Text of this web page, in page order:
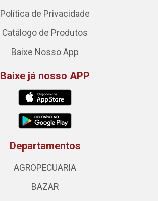
Política de Privacidade
Catálogo de Produtos
Baixe Nosso App
Baixe já nosso APP
Departamentos
AGROPECUARIA
BAZAR